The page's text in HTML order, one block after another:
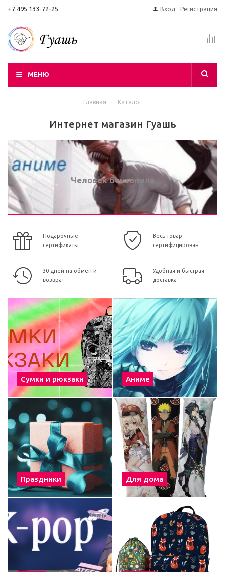
+7 495 133-72-25 Вход Регистрация
МЕНЮ
Главная - Каталог
Интернет магазин Гуашь
Человек бензопила
Подарочные
сертификаты
Весь товар
сертифицирован
30 дней на обмен и
возврат
Удобная и быстрая
доставка
Сумки и рюкзаки Аниме
Праздники Для дома